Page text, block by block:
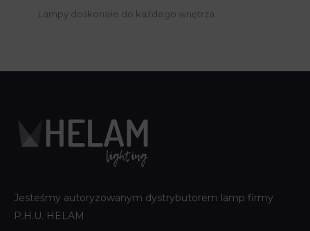
Lampy doskonałe do każdego wnętrza
Jesteśmy autoryzowanym dystrybutorem lamp firmy
P.H.U. HELAM